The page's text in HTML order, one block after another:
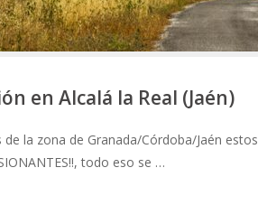
en Alcalá la Real (Jaén)
la zona de Granada/Córdoba/Jaén estos
todo eso se …